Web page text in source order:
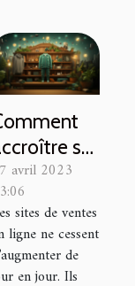
sa
sur
?
avril 2023
sites de ventes
ligne ne cessent
de
en jour. Ils